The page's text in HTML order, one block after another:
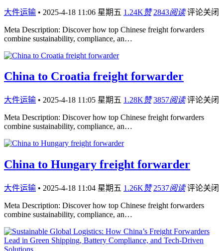
大件运输 • 2025-4-18 11:06 星期五 1.24K赞 2843阅读 评论关闭
Meta Description: Discover how top Chinese freight forwarders
combine sustainability, compliance, an…
China to Croatia freight forwarder
大件运输 • 2025-4-18 11:05 星期五 1.28K赞 3857阅读 评论关闭
Meta Description: Discover how top Chinese freight forwarders
combine sustainability, compliance, an…
China to Hungary freight forwarder
大件运输 • 2025-4-18 11:04 星期五 1.26K赞 2537阅读 评论关闭
Meta Description: Discover how top Chinese freight forwarders
combine sustainability, compliance, an…